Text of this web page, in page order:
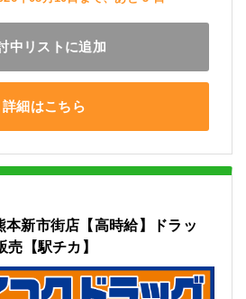
中リストに追加
詳細はこちら
本新市街店【高時給】ドラッ
【駅チカ】